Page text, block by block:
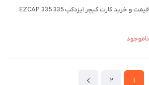
قیمت و خرید کارت کپچر ایزدکپ 335 EZCAP 335
ناموجود
1
2